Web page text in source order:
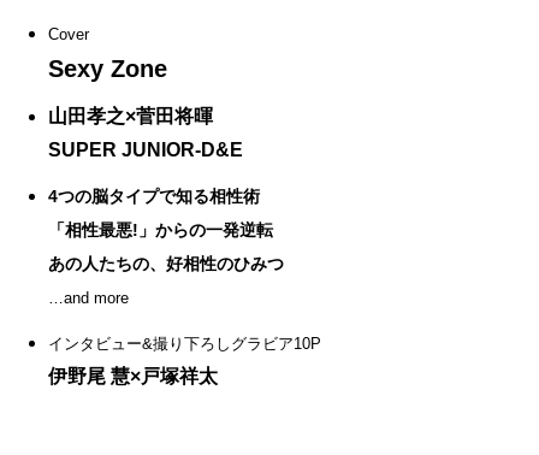
Cover
Sexy Zone
山田孝之×菅田将暉
SUPER JUNIOR-D&E
4つの脳タイプで知る相性術
「相性最悪!」からの一発逆転
あの人たちの、好相性のひみつ
…and more
インタビュー&撮り下ろしグラビア10P
伊野尾 慧×戸塚祥太